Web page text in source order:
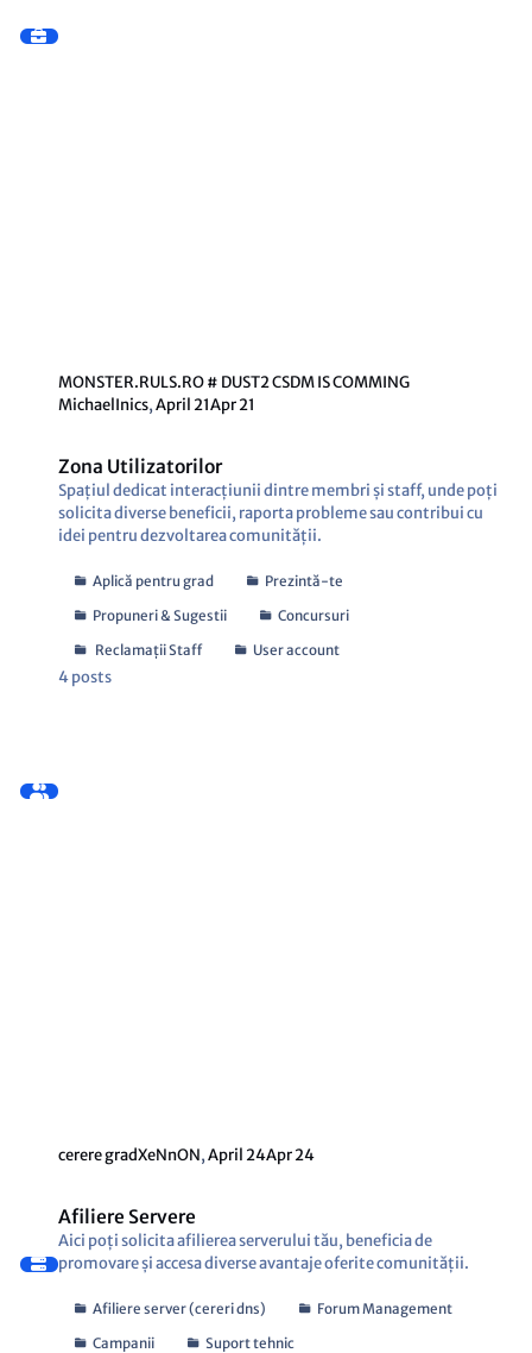
MONSTER.RULS.RO # DUST2 CSDM IS COMMING
MichaelInics,April 21Apr 21
Zona Utilizatorilor
Spațiul dedicat interacțiunii dintre membri și staff, unde poți
solicita diverse beneficii, raporta probleme sau contribui cu
idei pentru dezvoltarea comunității.
Aplică pentru grad
Prezintă-te
Propuneri & Sugestii
Concursuri
Reclamații Staff
User account
4posts
cerere gradXeNnON,April 24Apr 24
Afiliere Servere
Aici poți solicita afilierea serverului tău, beneficia de
promovare și accesa diverse avantaje oferite comunității.
Afiliere server (cereri dns)
Forum Management
Campanii
Suport tehnic